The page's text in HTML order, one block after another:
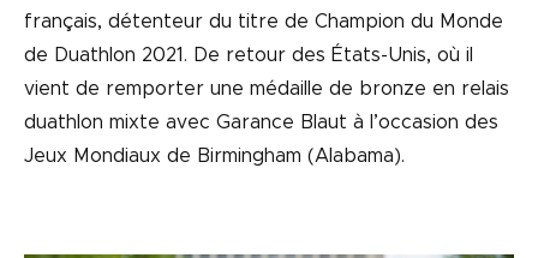
français, détenteur du titre de Champion du Monde
de Duathlon 2021. De retour des États-Unis, où il
vient de remporter une médaille de bronze en relais
duathlon mixte avec Garance Blaut à l’occasion des
Jeux Mondiaux de Birmingham (Alabama).